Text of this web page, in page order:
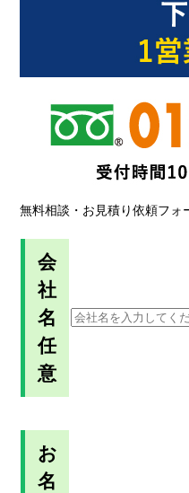
無料相談・お見積り依頼フォ
会
社
名
任
意
お
名